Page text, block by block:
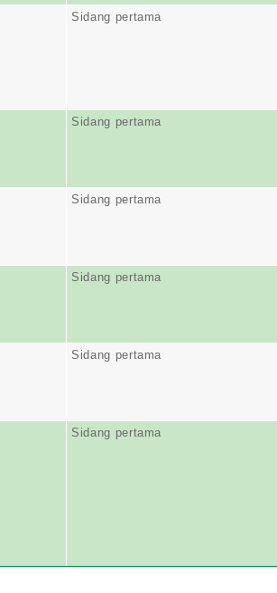
Sidang pertama
Sidang pertama
Sidang pertama
Sidang pertama
Sidang pertama
Sidang pertama